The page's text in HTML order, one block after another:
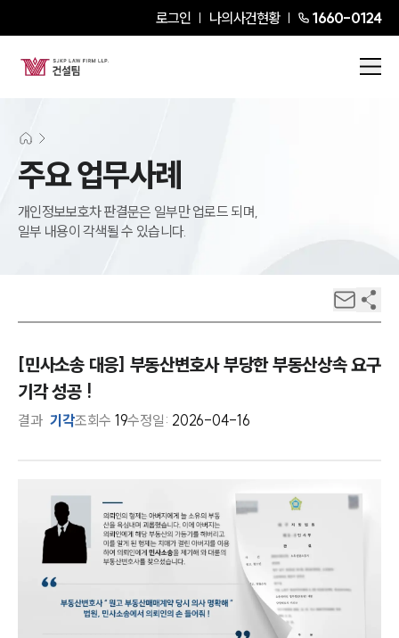
로그인 나의사건현황 1660-0124
주요 업무사례
개인정보보호차 판결문은 일부만 업로드 되며,
일부 내용이 각색될 수 있습니다.
[민사소송 대응] 부동산변호사 부당한 부동산상속 요구
기각 성공 !
결과 기각조회수 19수정일: 2026-04-16